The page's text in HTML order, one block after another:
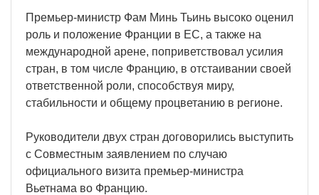
Премьер-министр Фам Минь Тьинь высоко оценил
роль и положение Франции в ЕС, а также на
международной арене, поприветствовал усилия
стран, в том числе Францию, в отстаивании своей
ответственной роли, способствуя миру,
стабильности и общему процветанию в регионе.
Руководители двух стран договорились выступить
с Совместным заявлением по случаю
официального визита премьер-министра
Вьетнама во Францию.